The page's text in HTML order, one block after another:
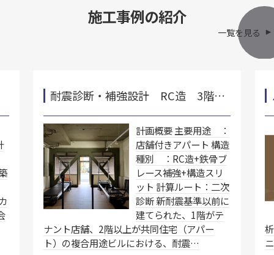
施工事例の紹介
一覧を見る
耐震診断・補強設計 RC造 3階…
計画概要 主要用途 ：
店舗付きアパート 構造
種別 ：RC造+鉄骨ブ
レース補強+構造スリ
ット 計算ルート：二次
診断 新耐震基準以前に
建てられた、1階がテ
ナント店舗、2階以上が共同住宅（アパー
ト）の複合用途ビルにおける、耐震…